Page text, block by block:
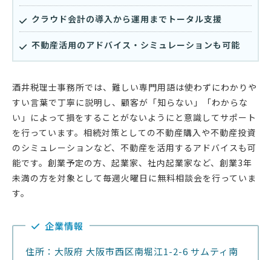
クラウド会計の導入から運用までトータル支援
不動産活用のアドバイス・シミュレーションも可能
酒井税理士事務所では、難しい専門用語は使わずにわかりや
すい言葉で丁寧に説明し、顧客が「知らない」「わからな
い」によって損をすることがないようにと意識してサポート
を行っています。相続対策としての不動産購入や不動産投資
のシミュレーションなど、不動産を活用するアドバイスも可
能です。創業予定の方、起業家、社内起業家など、創業3年
未満の方を対象として毎週火曜日に無料相談会を行っていま
す。
企業情報
住所：大阪府 大阪市西区南堀江1-2-6 サムティ南